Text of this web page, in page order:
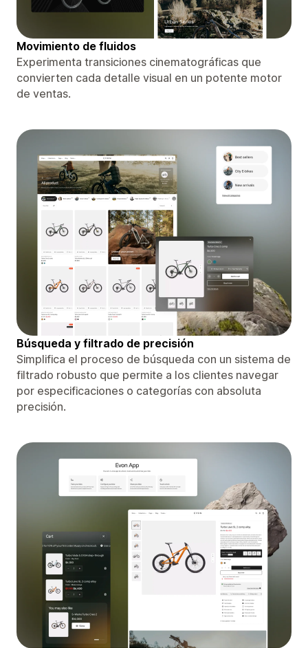
Movimiento de fluidos
Experimenta transiciones cinematográficas que
convierten cada detalle visual en un potente motor
de ventas.
Búsqueda y filtrado de precisión
Simplifica el proceso de búsqueda con un sistema de
filtrado robusto que permite a los clientes navegar
por especificaciones o categorías con absoluta
precisión.